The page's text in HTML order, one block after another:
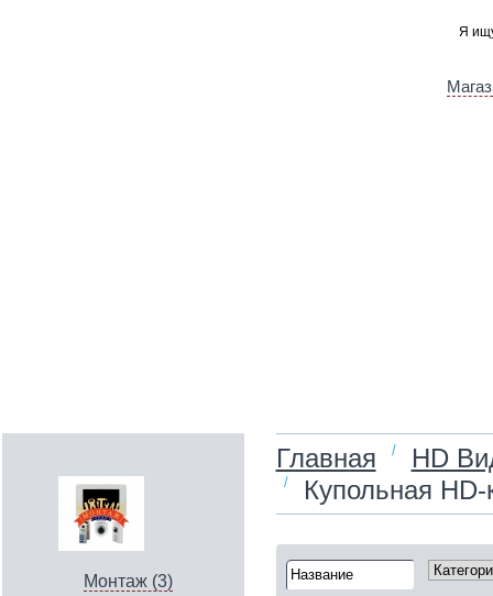
Монтаж (3)
Главная / HD
/ Купольная